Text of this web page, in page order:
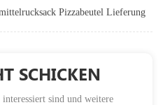
Pizzabeutel Lieferung
SCHICKEN
sind und weitere